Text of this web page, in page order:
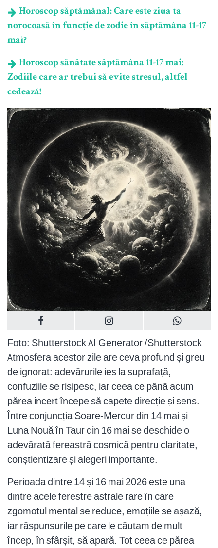
Horoscop săptămânal: Care este ziua ta
norocoasă în funcție de zodie în săptămâna 11-17
mai?
Horoscop sănătate săptămâna 11-17 mai:
Zodiile care ar trebui să evite stresul, altfel
cedează!
Foto: Shutterstock AI Generator/Shutterstock
Atmosfera acestor zile are ceva profund și greu
de ignorat: adevărurile ies la suprafață,
confuziile se risipesc, iar ceea ce până acum
părea incert începe să capete direcție și sens.
Între conjuncția Soare-Mercur din 14 mai și
Luna Nouă în Taur din 16 mai se deschide o
adevărată fereastră cosmică pentru claritate,
conștientizare și alegeri importante.
Perioada dintre 14 și 16 mai 2026 este una
dintre acele ferestre astrale rare în care
zgomotul mental se reduce, emoțiile se așază,
iar răspunsurile pe care le căutam de mult
încep, în sfârșit, să apară. Tot ceea ce părea